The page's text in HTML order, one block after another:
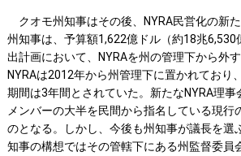
クオモ州知事はその後、NYRA民営化の新た
州知事は、予算額1,622億ドル（約18兆6,530
出計画において、NYRAを州の管理下から外
NYRAは2012年から州管理下に置かれており
期間は3年間とされていた。新たなNYRA理
メンバーの大半を民間から指名している現行
のとなる。しかし、今後も州知事が議長を選
知事の構想ではその管轄下にある州監督委員